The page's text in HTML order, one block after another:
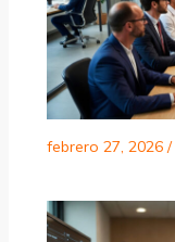
febrero 27, 2026 /